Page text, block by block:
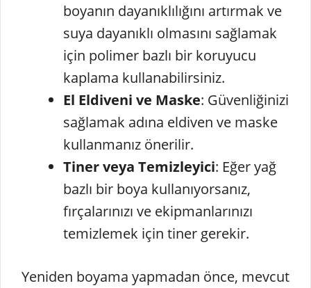
boyanın dayanıklılığını artırmak ve
suya dayanıklı olmasını sağlamak
için polimer bazlı bir koruyucu
kaplama kullanabilirsiniz.
El Eldiveni ve Maske: Güvenliğinizi
sağlamak adına eldiven ve maske
kullanmanız önerilir.
Tiner veya Temizleyici: Eğer yağ
bazlı bir boya kullanıyorsanız,
fırçalarınızı ve ekipmanlarınızı
temizlemek için tiner gerekir.
Yeniden boyama yapmadan önce, mevcut